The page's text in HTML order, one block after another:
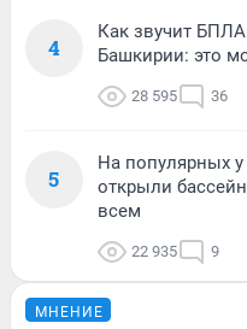
4
Как звучит
Башкирии: это
28 595 36
5
На популярных
открыли
всем
22 935 9
МНЕНИЕ